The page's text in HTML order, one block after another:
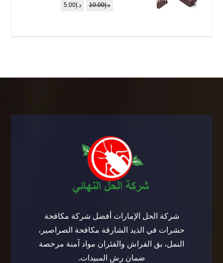
د.إ10.00 د.إ5.00
شركة الحل الإمارات أفضل شركة مكافحة
حشرات في الذيد الشارقة مكافحة الصراصير،
النمل، بق الفراش والفئران مواد آمنة مرخصة
ضمان رش المبيدات.